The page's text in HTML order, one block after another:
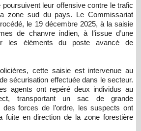
zone sud du pays. Le Commissariat
le 19 décembre 2025, à la saisie
de chanvre indien, à l’issue d’une
les éléments du poste avancé de
cette saisie est intervenue au
sécurisation effectuée dans le secteur.
agents ont repéré deux individus au
transportant un sac de grande
forces de l’ordre, les suspects ont
fuite en direction de la zone forestière